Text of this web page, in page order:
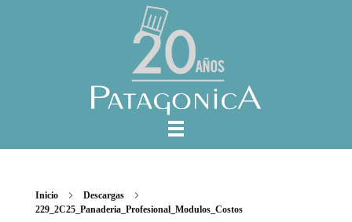
Inicio
Descargas
229_2C25_Panaderia_Profesional_Modulos_Costos